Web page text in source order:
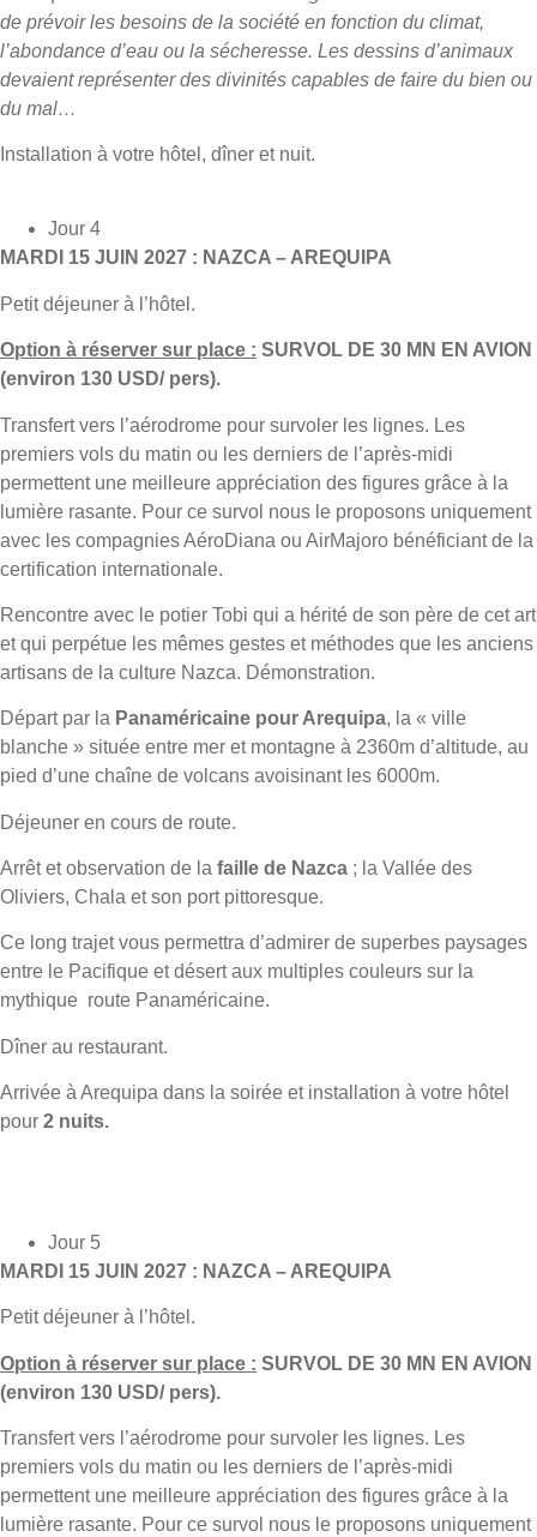
de prévoir les besoins de la société en fonction du climat,
l’abondance d’eau ou la sécheresse. Les dessins d’animaux
devaient représenter des divinités capables de faire du bien ou
du mal…
Installation à votre hôtel, dîner et nuit.
Jour 4
MARDI 15 JUIN 2027 : NAZCA – AREQUIPA
Petit déjeuner à l’hôtel.
Option à réserver sur place : SURVOL DE 30 MN EN AVION
(environ 130 USD/ pers).
Transfert vers l’aérodrome pour survoler les lignes. Les
premiers vols du matin ou les derniers de l’après-midi
permettent une meilleure appréciation des figures grâce à la
lumière rasante. Pour ce survol nous le proposons uniquement
avec les compagnies AéroDiana ou AirMajoro bénéficiant de la
certification internationale.
Rencontre avec le potier Tobi qui a hérité de son père de cet art
et qui perpétue les mêmes gestes et méthodes que les anciens
artisans de la culture Nazca. Démonstration.
Départ par la Panaméricaine pour Arequipa, la « ville
blanche » située entre mer et montagne à 2360m d’altitude, au
pied d’une chaîne de volcans avoisinant les 6000m.
Déjeuner en cours de route.
Arrêt et observation de la faille de Nazca ; la Vallée des
Oliviers, Chala et son port pittoresque.
Ce long trajet vous permettra d’admirer de superbes paysages
entre le Pacifique et désert aux multiples couleurs sur la
mythique route Panaméricaine.
Dîner au restaurant.
Arrivée à Arequipa dans la soirée et installation à votre hôtel
pour 2 nuits.
Jour 5
MARDI 15 JUIN 2027 : NAZCA – AREQUIPA
Petit déjeuner à l’hôtel.
Option à réserver sur place : SURVOL DE 30 MN EN AVION
(environ 130 USD/ pers).
Transfert vers l’aérodrome pour survoler les lignes. Les
premiers vols du matin ou les derniers de l’après-midi
permettent une meilleure appréciation des figures grâce à la
lumière rasante. Pour ce survol nous le proposons uniquement